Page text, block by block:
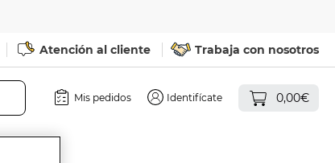
Atención al cliente Trabaja con nosotros
Mis pedidos Identifícate 0,00€